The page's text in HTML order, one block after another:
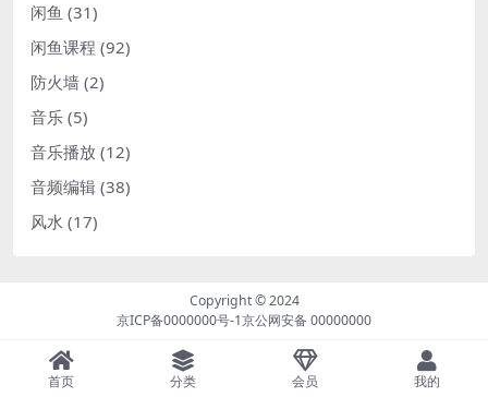
闲鱼 (31)
闲鱼课程 (92)
防火墙 (2)
音乐 (5)
音乐播放 (12)
音频编辑 (38)
风水 (17)
Copyright © 2024
京ICP备0000000号-1京公网安备 00000000
首页 分类 会员 我的